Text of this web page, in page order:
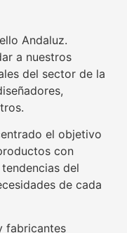
Andaluz.
a nuestros
del sector de la
el objetivo
con
del
de cada
fabricantes